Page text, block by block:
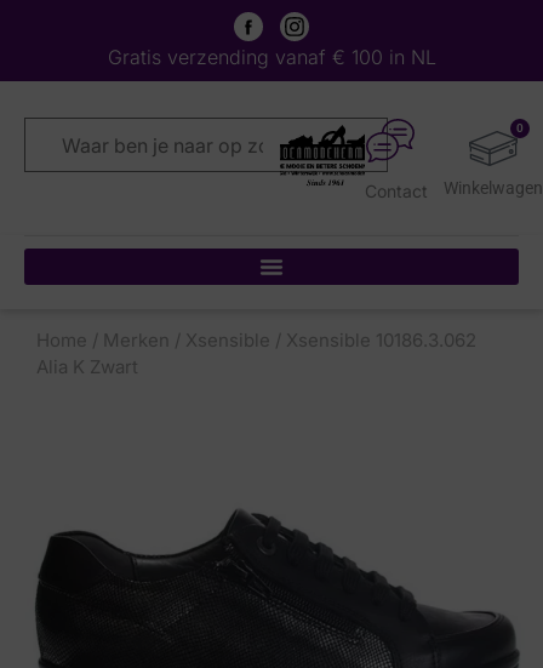
Gratis verzending vanaf € 100 in NL
0
Contact
Home / Merken / Xsensible / Xsensible 10186.3.062
Alia K Zwart